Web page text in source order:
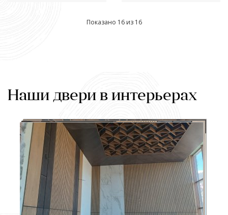
Показано 16 из 16
Наши двери в интерьерах